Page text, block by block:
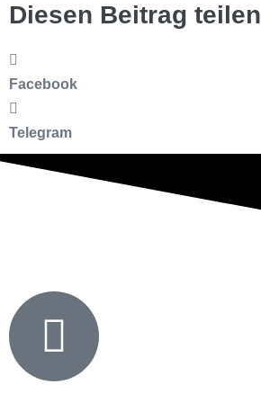
Diesen Beitrag teilen
Facebook
Telegram